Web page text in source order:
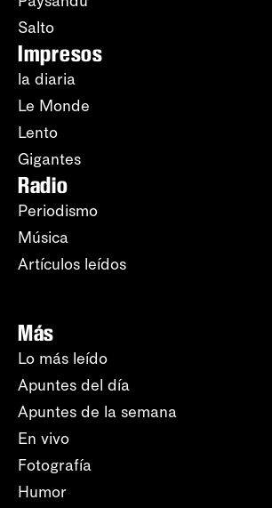
Salto
Impresos
la diaria
Le Monde
Lento
Gigantes
Radio
Periodismo
Música
Artículos leídos
Más
Lo más leído
Apuntes del día
Apuntes de la semana
En vivo
Fotografía
Humor